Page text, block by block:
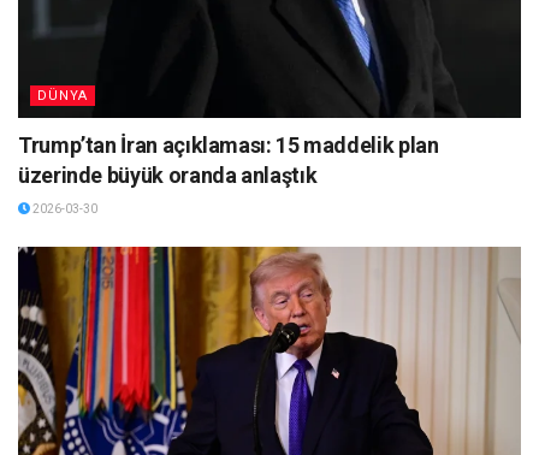
DÜNYA
Trump’tan İran açıklaması: 15 maddelik plan
üzerinde büyük oranda anlaştık
2026-03-30